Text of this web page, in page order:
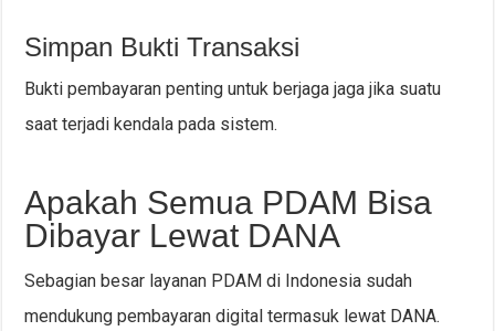
Simpan Bukti Transaksi
Bukti pembayaran penting untuk berjaga jaga jika suatu
saat terjadi kendala pada sistem.
Apakah Semua PDAM Bisa
Dibayar Lewat DANA
Sebagian besar layanan PDAM di Indonesia sudah
mendukung pembayaran digital termasuk lewat DANA.